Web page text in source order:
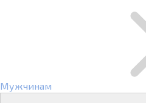
Мужчинам